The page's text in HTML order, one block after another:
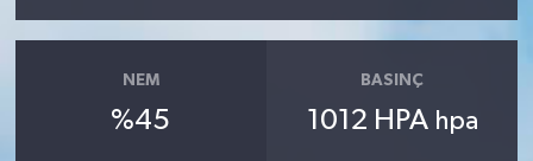
NEM
%45
BASINÇ
1012 HPA hpa